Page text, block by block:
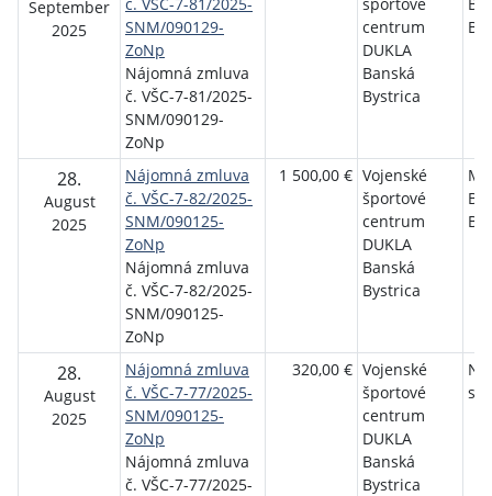
September
2025
SNM/090129-
ZoNp
Nájomná zmluva
č. VŠC-7-81/2025-
SNM/090129-
ZoNp
centrum
DUKLA
Banská
Bystrica
28.
August
2025
Nájomná zmluva
č. VŠC-7-82/2025-
SNM/090125-
ZoNp
Nájomná zmluva
č. VŠC-7-82/2025-
SNM/090125-
ZoNp
1 500,00 € Vojenské
športové
centrum
DUKLA
Banská
Bystrica
28.
August
2025
Nájomná zmluva
č. VŠC-7-77/2025-
SNM/090125-
ZoNp
Nájomná zmluva
č. VŠC-7-77/2025-
320,00 € Vojenské
športové
centrum
DUKLA
Banská
Bystrica